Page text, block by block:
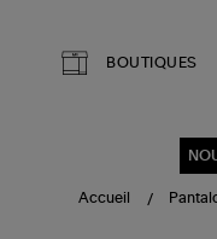
BOUTIQUES
Accueil